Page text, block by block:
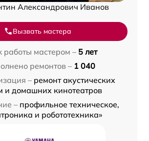
Александрович Иванов
Вызвать мастера
работы мастером – 5 лет
ремонтов – 1 040
– ремонт акустических
и домашних кинотеатров
– профильное техническое,
и робототехника»